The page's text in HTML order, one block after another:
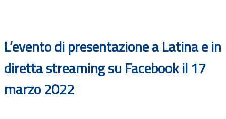
L’evento di presentazione a Latina e in
diretta streaming su Facebook il 17
marzo 2022